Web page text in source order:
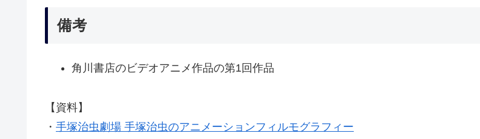
備考
角川書店のビデオアニメ作品の第1回作品
【資料】
・ 手塚治虫劇場 手塚治虫のアニメーションフィルモグラフィー